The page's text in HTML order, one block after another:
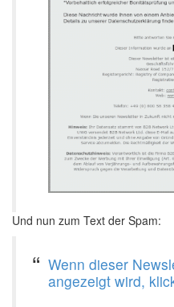
Und nun zum Text der Spam:
Wenn dieser
angezeigt wird,